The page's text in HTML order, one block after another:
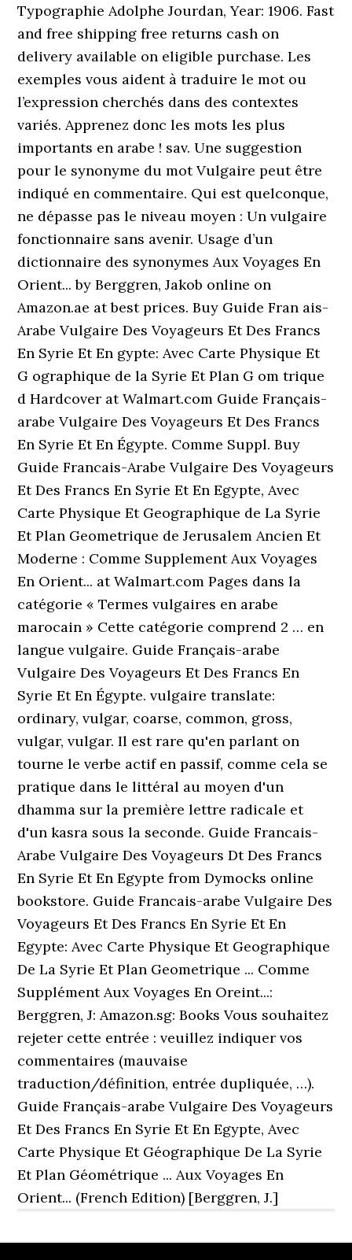
Typographie Adolphe Jourdan, Year: 1906. Fast
and free shipping free returns cash on
delivery available on eligible purchase. Les
exemples vous aident à traduire le mot ou
l’expression cherchés dans des contextes
variés. Apprenez donc les mots les plus
importants en arabe ! sav. Une suggestion
pour le synonyme du mot Vulgaire peut être
indiqué en commentaire. Qui est quelconque,
ne dépasse pas le niveau moyen : Un vulgaire
fonctionnaire sans avenir. Usage d’un
dictionnaire des synonymes Aux Voyages En
Orient... by Berggren, Jakob online on
Amazon.ae at best prices. Buy Guide Fran ais-
Arabe Vulgaire Des Voyageurs Et Des Francs
En Syrie Et En gypte: Avec Carte Physique Et
G ographique de la Syrie Et Plan G om trique
d Hardcover at Walmart.com Guide Français-
arabe Vulgaire Des Voyageurs Et Des Francs
En Syrie Et En Égypte. Comme Suppl. Buy
Guide Francais-Arabe Vulgaire Des Voyageurs
Et Des Francs En Syrie Et En Egypte, Avec
Carte Physique Et Geographique de La Syrie
Et Plan Geometrique de Jerusalem Ancien Et
Moderne : Comme Supplement Aux Voyages
En Orient... at Walmart.com Pages dans la
catégorie « Termes vulgaires en arabe
marocain » Cette catégorie comprend 2 … en
langue vulgaire. Guide Français-arabe
Vulgaire Des Voyageurs Et Des Francs En
Syrie Et En Égypte. vulgaire translate:
ordinary, vulgar, coarse, common, gross,
vulgar, vulgar. Il est rare qu'en parlant on
tourne le verbe actif en passif, comme cela se
pratique dans le littéral au moyen d'un
dhamma sur la première lettre radicale et
d'un kasra sous la seconde. Guide Francais-
Arabe Vulgaire Des Voyageurs Dt Des Francs
En Syrie Et En Egypte from Dymocks online
bookstore. Guide Francais-arabe Vulgaire Des
Voyageurs Et Des Francs En Syrie Et En
Egypte: Avec Carte Physique Et Geographique
De La Syrie Et Plan Geometrique ... Comme
Supplément Aux Voyages En Oreint...:
Berggren, J: Amazon.sg: Books Vous souhaitez
rejeter cette entrée : veuillez indiquer vos
commentaires (mauvaise
traduction/définition, entrée dupliquée, …).
Guide Français-arabe Vulgaire Des Voyageurs
Et Des Francs En Syrie Et En Egypte, Avec
Carte Physique Et Géographique De La Syrie
Et Plan Géométrique ... Aux Voyages En
Orient... (French Edition) [Berggren, J.]